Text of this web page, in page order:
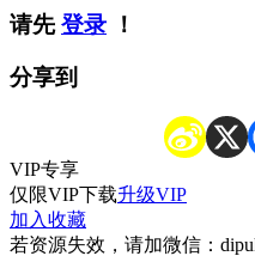
请先登录 ！
分享到
VIP专享
仅限VIP下载升级VIP
加入收藏
若资源失效，请加微信：